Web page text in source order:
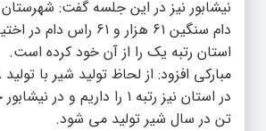
نیشابور نیز در این جلسه گفت: شهرستان
دام سنگین ۶۱ هزار و ۶۱ راس
استان رتبه یک را از آن خود کرده است.
تن در سال شیر تولید می شود.